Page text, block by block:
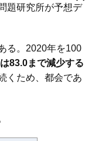
題研究所が予想デ
る。2020年を100
83.0まで減少する
くため、都会であ